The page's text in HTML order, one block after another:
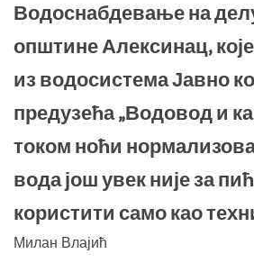
Водоснабдевање на
општине Алексинац,
из водосистема Јавно
предузећа „Водовод и
током ноћи
вода још увек није за
користити само као
Милан Влајић